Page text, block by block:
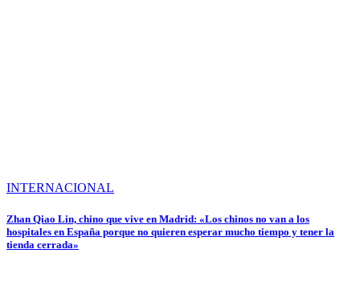
INTERNACIONAL
Zhan Qiao Lin, chino que vive en Madrid: «Los chinos no van a los
hospitales en España porque no quieren esperar mucho tiempo y tener la
tienda cerrada»